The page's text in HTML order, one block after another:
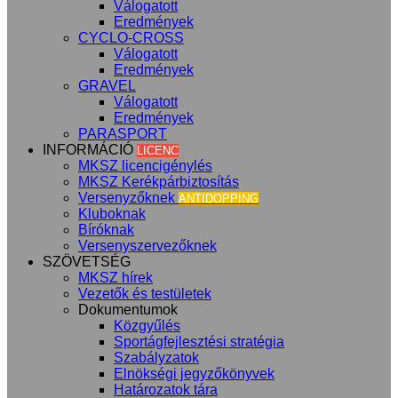
Válogatott
Eredmények
CYCLO-CROSS
Válogatott
Eredmények
GRAVEL
Válogatott
Eredmények
PARASPORT
INFORMÁCIÓ LICENC
MKSZ licencigénylés
MKSZ Kerékpárbiztosítás
Versenyzőknek ANTIDOPPING
Kluboknak
Bíróknak
Versenyszervezőknek
SZÖVETSÉG
MKSZ hírek
Vezetők és testületek
Dokumentumok
Közgyűlés
Sportágfejlesztési stratégia
Szabályzatok
Elnökségi jegyzőkönyvek
Határozatok tára